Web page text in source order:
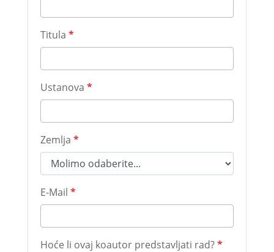
Titula *
Ustanova *
Zemlja *
E-Mail *
Hoće li ovaj koautor predstavljati rad?*